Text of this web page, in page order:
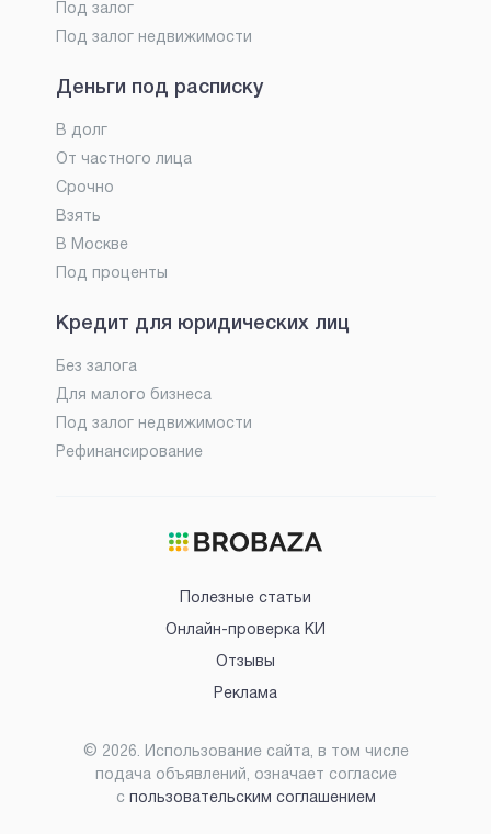
Под залог
Под залог недвижимости
Деньги под расписку
В долг
От частного лица
Срочно
Взять
В Москве
Под проценты
Кредит для юридических лиц
Без залога
Для малого бизнеса
Под залог недвижимости
Рефинансирование
Полезные статьи
Онлайн-проверка КИ
Отзывы
Реклама
© 2026. Использование сайта, в том числе
подача объявлений, означает согласие
с пользовательским соглашением